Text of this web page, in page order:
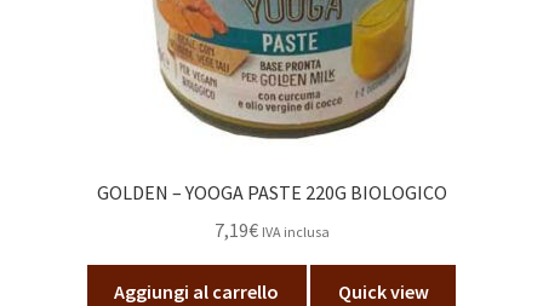
GOLDEN – YOOGA PASTE 220G BIOLOGICO
7,19€ IVA inclusa
Aggiungi al carrello Quick view